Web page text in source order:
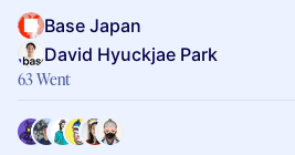
Base Japan
David Hyuckjae Park
63 Went